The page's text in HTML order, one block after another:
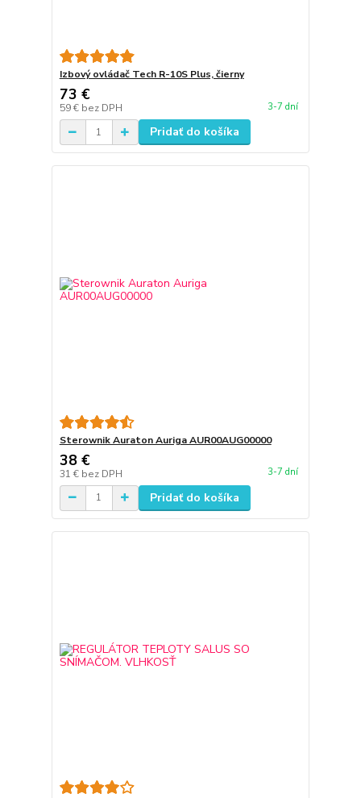
Izbový ovládač Tech R-10S Plus, čierny
73 €
59 € bez DPH 3-7 dní
Pridať do košíka
Sterownik Auraton Auriga AUR00AUG00000
38 €
31 € bez DPH 3-7 dní
Pridať do košíka